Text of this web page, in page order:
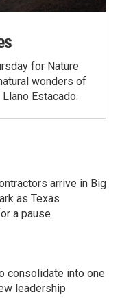
for Nature
wonders of
Estacado.
arrive in Big
as Texas
a pause
consolidate into one
leadership